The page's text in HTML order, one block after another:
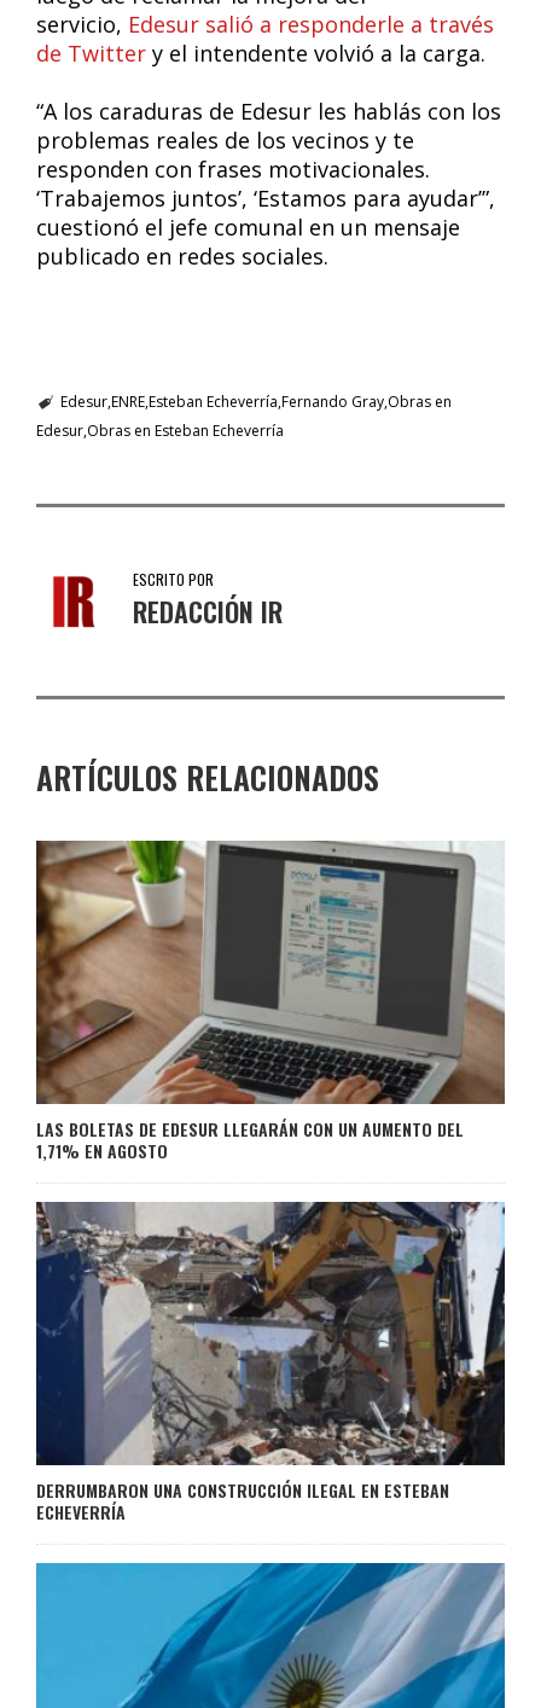
servicio, Edesur salió a responderle a través
de Twitter y el intendente volvió a la carga.
“A los caraduras de Edesur les hablás con los
problemas reales de los vecinos y te
responden con frases motivacionales.
‘Trabajemos juntos’, ‘Estamos para ayudar’”,
cuestionó el jefe comunal en un mensaje
publicado en redes sociales.
EdesurENREEsteban Echeverría Fernando GrayObras en
Edesur Obras en Esteban Echeverría
ESCRITO POR
REDACCIÓN IR
ARTÍCULOS RELACIONADOS
LAS BOLETAS DE EDESUR LLEGARÁN CON UN AUMENTO DEL
1,71% EN AGOSTO
DERRUMBARON UNA CONSTRUCCIÓN ILEGAL EN ESTEBAN
ECHEVERRÍA